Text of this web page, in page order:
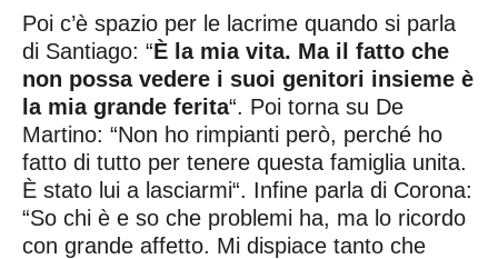
Poi c’è spazio per le lacrime quando si parla
di Santiago: “È la mia vita. Ma il fatto che
non possa vedere i suoi genitori insieme è
la mia grande ferita“. Poi torna su De
Martino: “Non ho rimpianti però, perché ho
fatto di tutto per tenere questa famiglia unita.
È stato lui a lasciarmi“. Infine parla di Corona:
“So chi è e so che problemi ha, ma lo ricordo
con grande affetto. Mi dispiace tanto che